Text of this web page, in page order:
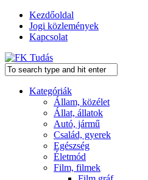
Kezdőoldal
Jogi közlemények
Kapcsolat
Kategóriák
Állam, közélet
Állat, állatok
Autó, jármű
Család, gyerek
Egészség
Életmód
Film, filmek